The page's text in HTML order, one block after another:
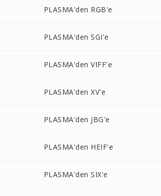
PLASMA'den RGB'e
PLASMA'den SGI'e
PLASMA'den VIFF'e
PLASMA'den XV'e
PLASMA'den JBG'e
PLASMA'den HEIF'e
PLASMA'den SIX'e